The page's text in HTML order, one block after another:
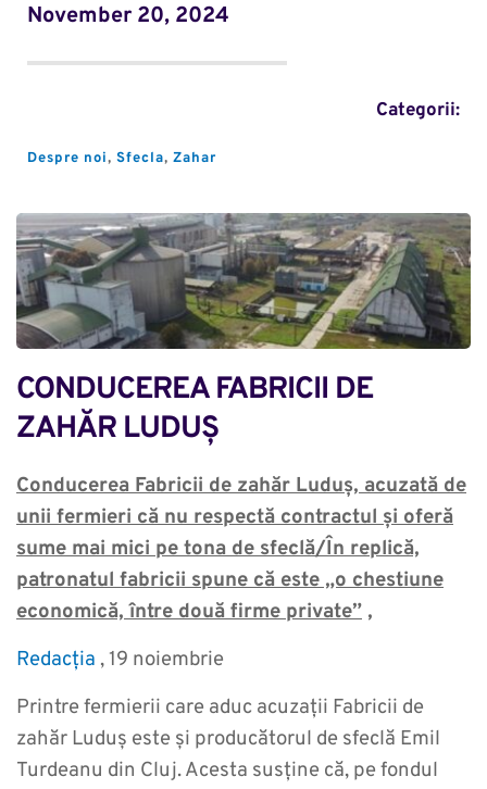
November 20, 2024
Categorii:
Despre noi, Sfecla, Zahar
CONDUCEREA FABRICII DE
ZAHĂR LUDUȘ
Conducerea Fabricii de zahăr Luduș, acuzată de
unii fermieri că nu respectă contractul și oferă
sume mai mici pe tona de sfeclă/În replică,
patronatul fabricii spune că este „o chestiune
economică, între două firme private” ,
Redacția , 19 noiembrie
Printre fermierii care aduc acuzații Fabricii de
zahăr Luduș este și producătorul de sfeclă Emil
Turdeanu din Cluj. Acesta susține că, pe fondul